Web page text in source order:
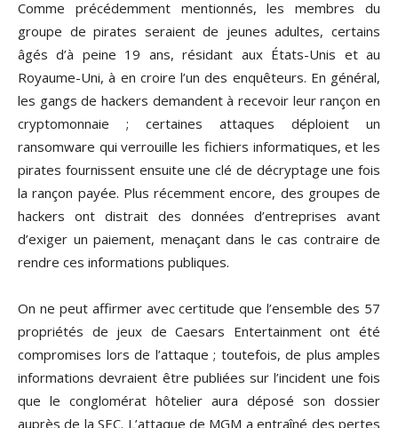
Comme précédemment mentionnés, les membres du
groupe de pirates seraient de jeunes adultes, certains
âgés d’à peine 19 ans, résidant aux États-Unis et au
Royaume-Uni, à en croire l’un des enquêteurs. En général,
les gangs de hackers demandent à recevoir leur rançon en
cryptomonnaie ; certaines attaques déploient un
ransomware qui verrouille les fichiers informatiques, et les
pirates fournissent ensuite une clé de décryptage une fois
la rançon payée. Plus récemment encore, des groupes de
hackers ont distrait des données d’entreprises avant
d’exiger un paiement, menaçant dans le cas contraire de
rendre ces informations publiques.
On ne peut affirmer avec certitude que l’ensemble des 57
propriétés de jeux de Caesars Entertainment ont été
compromises lors de l’attaque ; toutefois, de plus amples
informations devraient être publiées sur l’incident une fois
que le conglomérat hôtelier aura déposé son dossier
auprès de la SEC. L’attaque de MGM a entraîné des pertes